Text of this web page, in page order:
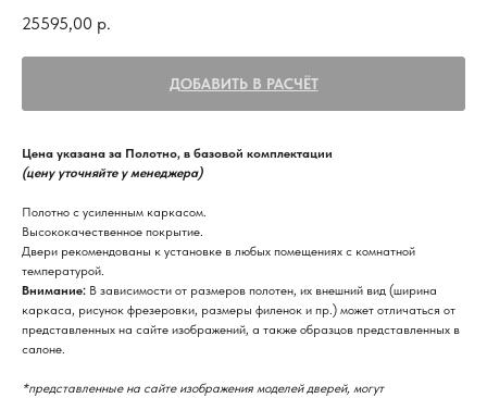
25595,00 р.
ДОБАВИТЬ В РАСЧЁТ
Цена указана за Полотно, в базовой комплектации
(цену уточняйте у менеджера)
Полотно с усиленным каркасом.
Высококачественное покрытие.
Двери рекомендованы к установке в любых помещениях с комнатной
температурой.
Внимание: В зависимости от размеров полотен, их внешний вид (ширина
каркаса, рисунок фрезеровки, размеры филенок и пр.) может отличаться от
представленных на сайте изображений, а также образцов представленных в
салоне.
*представленные на сайте изображения моделей дверей, могут